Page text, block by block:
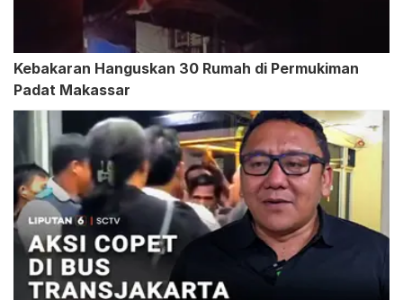
Kebakaran Hanguskan 30 Rumah di Permukiman
Padat Makassar